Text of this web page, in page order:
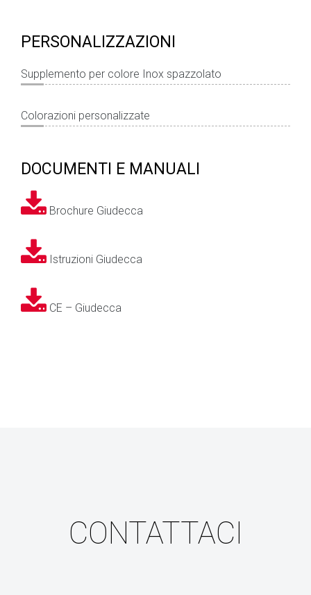
PERSONALIZZAZIONI
Supplemento per colore Inox spazzolato
Colorazioni personalizzate
DOCUMENTI E MANUALI
Brochure Giudecca
Istruzioni Giudecca
CE – Giudecca
CONTATTACI